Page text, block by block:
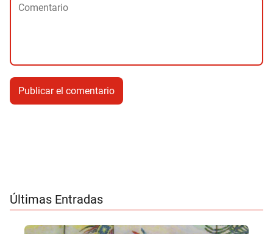
Últimas Entradas